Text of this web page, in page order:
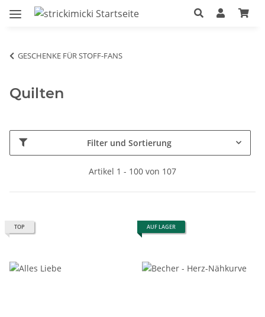
GESCHENKE FÜR STOFF-FANS
Quilten
Filter und Sortierung
Artikel 1 - 100 von 107
TOP AUF LAGER